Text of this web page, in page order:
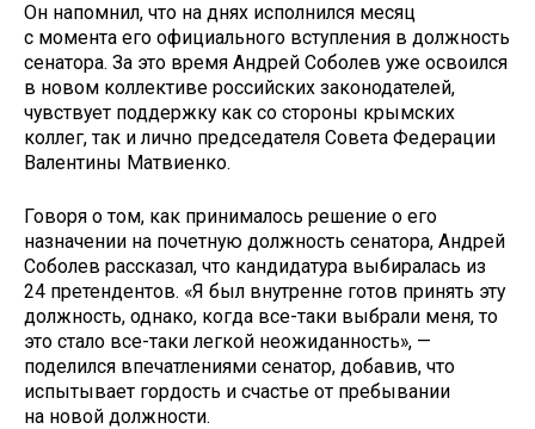
Он напомнил, что на днях исполнился месяц
с момента его официального вступления в должность
сенатора. За это время Андрей Соболев уже освоился
в новом коллективе российских законодателей,
чувствует поддержку как со стороны крымских
коллег, так и лично председателя Совета Федерации
Валентины Матвиенко.
Говоря о том, как принималось решение о его
назначении на почетную должность сенатора, Андрей
Соболев рассказал, что кандидатура выбиралась из
24 претендентов. «Я был внутренне готов принять эту
должность, однако, когда все-таки выбрали меня, то
это стало все-таки легкой неожиданность», —
поделился впечатлениями сенатор, добавив, что
испытывает гордость и счастье от пребывании
на новой должности.